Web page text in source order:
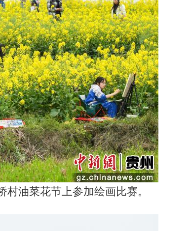
油菜花节上参加绘画比赛。